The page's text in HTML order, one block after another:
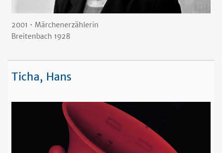
2001 • Märchenerzählerin
Breitenbach 1928
Ticha, Hans